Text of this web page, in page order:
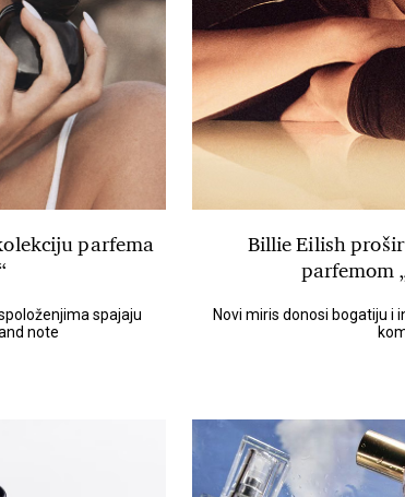
parfema
spajaju
note
Billie Eilish
parfemom
Novi miris donosi bogatiju i